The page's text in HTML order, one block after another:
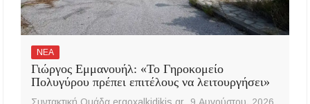
ΝΕΑ
Γιώργος Εμμανουήλ: «Το Γηροκομείο
Πολυγύρου πρέπει επιτέλους να λειτουργήσει»
Συντακτική Ομάδα ergoxalkidikis.gr 9 Αυγούστου, 2026